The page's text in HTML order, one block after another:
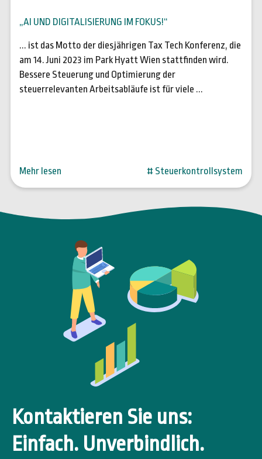
„AI UND DIGITALISIERUNG IM FOKUS!“
... ist das Motto der diesjährigen Tax Tech Konferenz, die
am 14. Juni 2023 im Park Hyatt Wien stattfinden wird.
Bessere Steuerung und Optimierung der
steuerrelevanten Arbeitsabläufe ist für viele ...
Mehr lesen # Steuerkontrollsystem
Kontaktieren Sie uns:
Einfach. Unverbindlich.